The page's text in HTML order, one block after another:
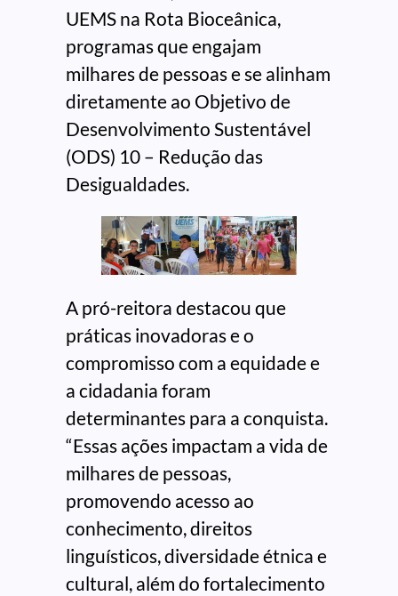
UEMS na Rota Bioceânica,
programas que engajam
milhares de pessoas e se alinham
diretamente ao Objetivo de
Desenvolvimento Sustentável
(ODS) 10 – Redução das
Desigualdades.
A pró-reitora destacou que
práticas inovadoras e o
compromisso com a equidade e
a cidadania foram
determinantes para a conquista.
“Essas ações impactam a vida de
milhares de pessoas,
promovendo acesso ao
conhecimento, direitos
linguísticos, diversidade étnica e
cultural, além do fortalecimento